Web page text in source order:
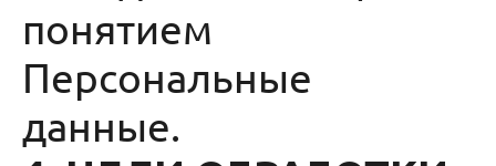
понятием
Персональные
данные.